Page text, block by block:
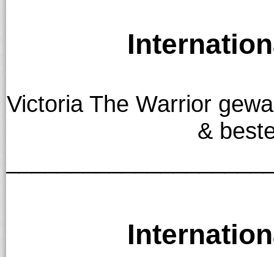
Victoria The Warrior
&